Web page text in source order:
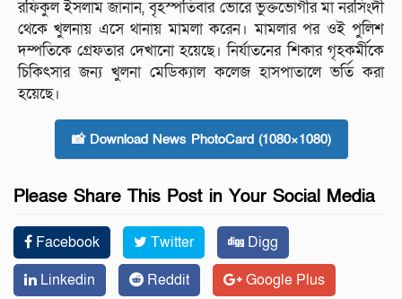
রফিকুল ইসলাম জানান, বৃহস্পতিবার ভোরে ভুক্তভোগীর মা নরসিংদী
থেকে খুলনায় এসে থানায় মামলা করেন। মামলার পর ওই পুলিশ
দম্পতিকে গ্রেফতার দেখানো হয়েছে। নির্যাতনের শিকার গৃহকর্মীকে
চিকিৎসার জন্য খুলনা মেডিক্যাল কলেজ হাসপাতালে ভর্তি করা
হয়েছে।
📸 Download News PhotoCard (1080×1080)
Please Share This Post in Your Social Media
Facebook Twitter
Digg
Linkedin
Reddit
Google Plus